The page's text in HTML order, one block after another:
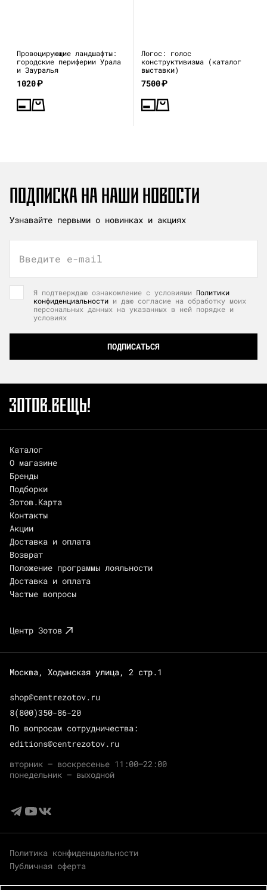
Провоцирующие ландшафты:
городские периферии Урала
и Зауралья
1020₽
Логос: голос
конструктивизма (каталог
выставки)
7500₽
ПОДПИСКА НА НАШИ НОВОСТИ
Узнавайте первыми о новинках и акциях
Введите e-mail
Я подтверждаю ознакомление с условиями Политики
конфиденциальности и даю согласие на обработку моих
персональных данных на указанных в ней порядке и
условиях
ПОДПИСАТЬСЯ
Каталог
О магазине
Бренды
Подборки
Зотов.Карта
Контакты
Акции
Доставка и оплата
Возврат
Положение программы лояльности
Доставка и оплата
Частые вопросы
Центр Зотов
Москва, Ходынская улица, 2 стр.1
shop@centrezotov.ru
8(800)350-86-20
По вопросам сотрудничества:
editions@centrezotov.ru
вторник — воскресенье 11:00–22:00
понедельник — выходной
Политика конфиденциальности
Публичная оферта